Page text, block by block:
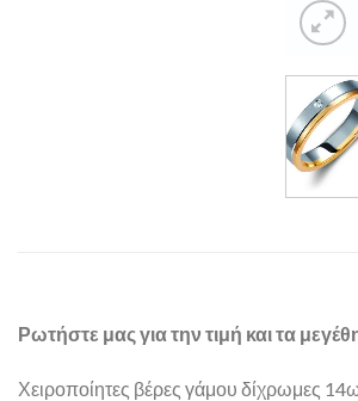
Ρωτήστε μας για την τιμή και τα
Χειροποίητες βέρες γάμου δίχρωμες